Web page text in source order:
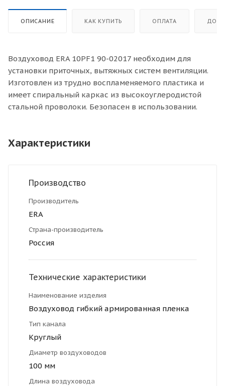
ОПИСАНИЕ КАК КУПИТЬ ОПЛАТА
Воздуховод ERA 10PF1 90-02017 необходим для
установки приточных, вытяжных систем вентиляции.
Изготовлен из трудно воспламеняемого пластика и
имеет спиральный каркас из высокоуглеродистой
стальной проволоки. Безопасен в использовании.
Характеристики
Производство
Производитель
ERA
Страна-производитель
Россия
Технические характеристики
Наименование изделия
Воздуховод гибкий армированная пленка
Тип канала
Круглый
Диаметр воздуховодов
100 мм
Длина воздуховода